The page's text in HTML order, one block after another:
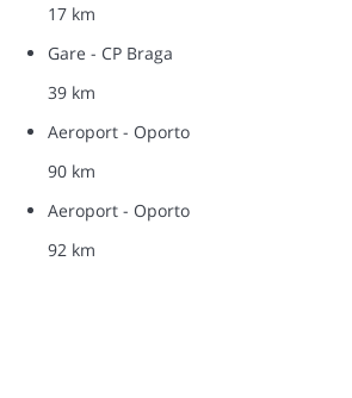
17 km
Gare - CP Braga
39 km
Aeroport - Oporto
90 km
Aeroport - Oporto
92 km